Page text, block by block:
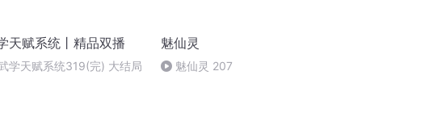
天赋系统丨精品双播
学天赋系统319(完) 大结局
魅仙灵
魅仙灵 207